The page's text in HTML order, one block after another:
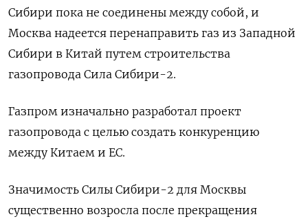
Сибири пока не соединены между собой, и
Москва надеется перенаправить газ из Западной
Сибири в Китай путем строительства
газопровода Сила Сибири-2.
Газпром изначально разработал проект
газопровода с целью создать конкуренцию
между Китаем и ЕС.
Значимость Силы Сибири-2 для Москвы
существенно возросла после прекращения